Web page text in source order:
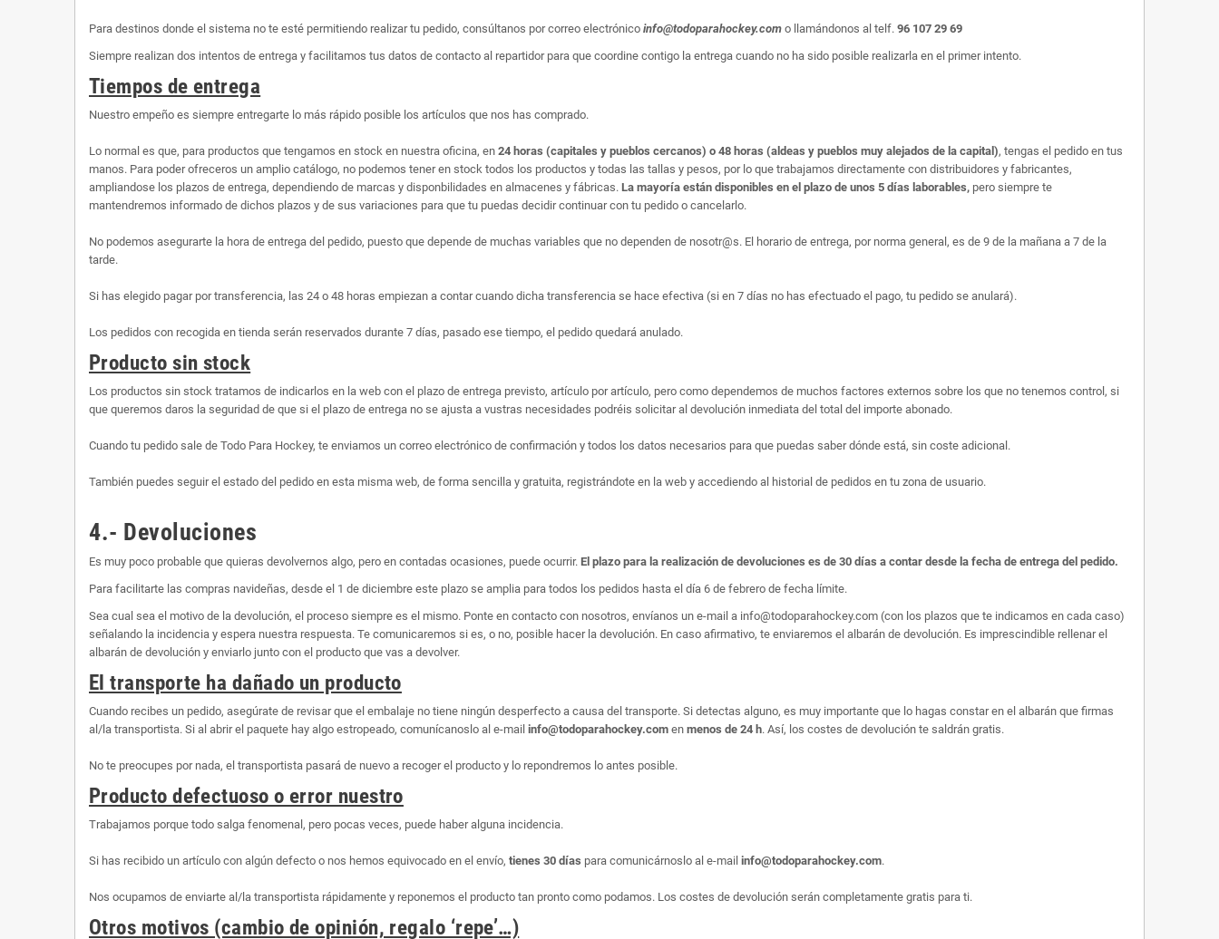
Para destinos donde el sistema no te esté permitiendo realizar tu pedido, consúltanos por correo electrónico info@todoparahockey.com o llamándonos al telf. 96 107 29 69
Siempre realizan dos intentos de entrega y facilitamos tus datos de contacto al repartidor para que coordine contigo la entrega cuando no ha sido posible realizarla en el primer intento.
Tiempos de entrega
Nuestro empeño es siempre entregarte lo más rápido posible los artículos que nos has comprado.
Lo normal es que, para productos que tengamos en stock en nuestra oficina, en 24 horas (capitales y pueblos cercanos) o 48 horas (aldeas y pueblos muy alejados de la capital), tengas el pedido en tus
manos. Para poder ofreceros un amplio catálogo, no podemos tener en stock todos los productos y todas las tallas y pesos, por lo que trabajamos directamente con distribuidores y fabricantes,
ampliandose los plazos de entrega, dependiendo de marcas y disponbilidades en almacenes y fábricas. La mayoría están disponibles en el plazo de unos 5 días laborables, pero siempre te
mantendremos informado de dichos plazos y de sus variaciones para que tu puedas decidir continuar con tu pedido o cancelarlo.
No podemos asegurarte la hora de entrega del pedido, puesto que depende de muchas variables que no dependen de nosotr@s. El horario de entrega, por norma general, es de 9 de la mañana a 7 de la
tarde.
Si has elegido pagar por transferencia, las 24 o 48 horas empiezan a contar cuando dicha transferencia se hace efectiva (si en 7 días no has efectuado el pago, tu pedido se anulará).
Los pedidos con recogida en tienda serán reservados durante 7 días, pasado ese tiempo, el pedido quedará anulado.
Producto sin stock
Los productos sin stock tratamos de indicarlos en la web con el plazo de entrega previsto, artículo por artículo, pero como dependemos de muchos factores externos sobre los que no tenemos control, si
que queremos daros la seguridad de que si el plazo de entrega no se ajusta a vustras necesidades podréis solicitar al devolución inmediata del total del importe abonado.
Cuando tu pedido sale de Todo Para Hockey, te enviamos un correo electrónico de confirmación y todos los datos necesarios para que puedas saber dónde está, sin coste adicional.
También puedes seguir el estado del pedido en esta misma web, de forma sencilla y gratuita, registrándote en la web y accediendo al historial de pedidos en tu zona de usuario.
4.- Devoluciones
Es muy poco probable que quieras devolvernos algo, pero en contadas ocasiones, puede ocurrir. El plazo para la realización de devoluciones es de 30 días a contar desde la fecha de entrega del pedido.
Para facilitarte las compras navideñas, desde el 1 de diciembre este plazo se amplia para todos los pedidos hasta el día 6 de febrero de fecha límite.
Sea cual sea el motivo de la devolución, el proceso siempre es el mismo. Ponte en contacto con nosotros, envíanos un e-mail a info@todoparahockey.com (con los plazos que te indicamos en cada caso)
señalando la incidencia y espera nuestra respuesta. Te comunicaremos si es, o no, posible hacer la devolución. En caso afirmativo, te enviaremos el albarán de devolución. Es imprescindible rellenar el
albarán de devolución y enviarlo junto con el producto que vas a devolver.
El transporte ha dañado un producto
Cuando recibes un pedido, asegúrate de revisar que el embalaje no tiene ningún desperfecto a causa del transporte. Si detectas alguno, es muy importante que lo hagas constar en el albarán que firmas
al/la transportista. Si al abrir el paquete hay algo estropeado, comunícanoslo al e-mail info@todoparahockey.com en menos de 24 h. Así, los costes de devolución te saldrán gratis.
No te preocupes por nada, el transportista pasará de nuevo a recoger el producto y lo repondremos lo antes posible.
Producto defectuoso o error nuestro
Trabajamos porque todo salga fenomenal, pero pocas veces, puede haber alguna incidencia.
Si has recibido un artículo con algún defecto o nos hemos equivocado en el envío, tienes 30 días para comunicárnoslo al e-mail info@todoparahockey.com.
Nos ocupamos de enviarte al/la transportista rápidamente y reponemos el producto tan pronto como podamos. Los costes de devolución serán completamente gratis para ti.
Otros motivos (cambio de opinión, regalo ‘repe’…)